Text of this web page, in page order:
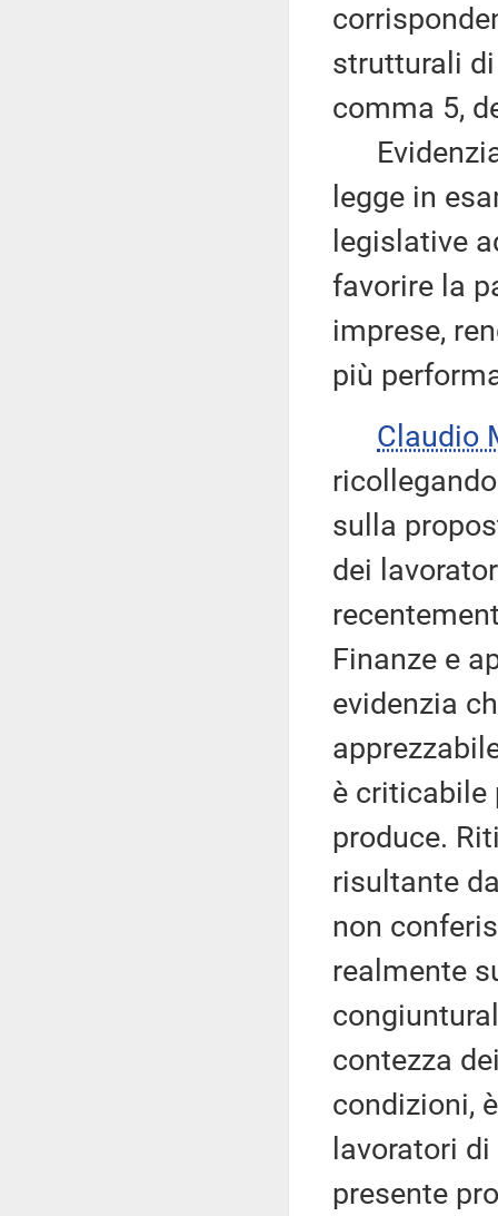
strutturali
comma 5,
legge in
legislative
favorire la
imprese,
più
Claudio
sulla
dei
Finanze e
evidenzia
è criticabile
produce.
risultante
non
realmente
contezza
condizioni,
lavoratori
presente